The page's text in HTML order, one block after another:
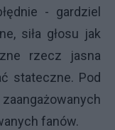
- gardziel
siła głosu jak
rzecz jasna
stateczne. Pod
fanów.